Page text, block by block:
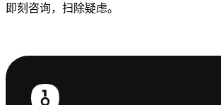
即刻咨询，扫除疑虑。
页